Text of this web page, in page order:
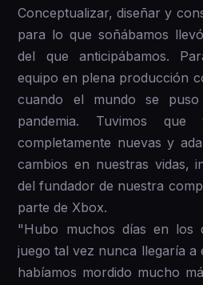
Conceptualizar, diseñar y
para lo que soñábamos
del que anticipábamos.
equipo en plena producción
cuando el mundo se
pandemia. Tuvimos
completamente nuevas y
cambios en nuestras vidas,
del fundador de nuestra
parte de Xbox.
"Hubo muchos días en los
juego tal vez nunca llegaría a
habíamos mordido mucho